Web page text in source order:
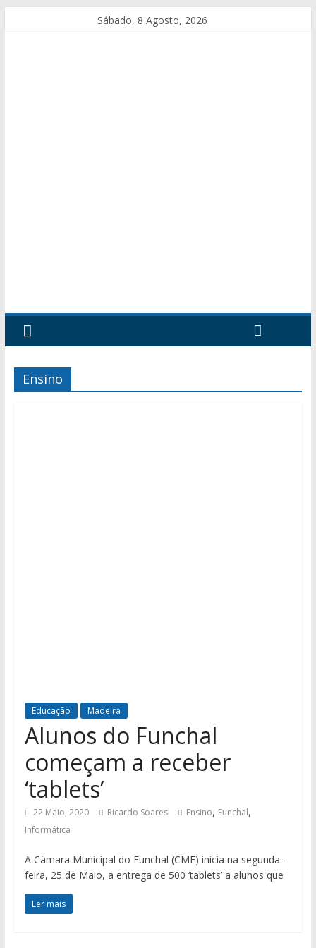
Sábado, 8 Agosto, 2026
Ensino
Educação Madeira
Alunos do Funchal
começam a receber
‘tablets’
22 Maio, 2020 Ricardo Soares Ensino, Funchal,
Informática
A Câmara Municipal do Funchal (CMF) inicia na segunda-
feira, 25 de Maio, a entrega de 500 ‘tablets’ a alunos que
Ler mais